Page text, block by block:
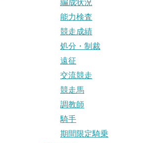
編成状況
能力検査
競走成績
処分・制裁
遠征
交流競走
競走馬
調教師
騎手
期間限定騎乗